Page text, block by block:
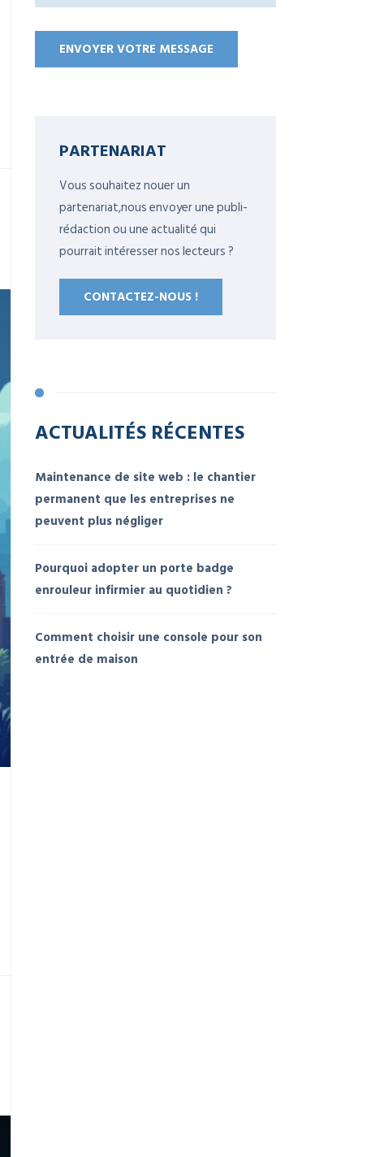
PARTENARIAT
Vous souhaitez nouer un
partenariat,nous envoyer une publi-
rédaction ou une actualité qui
pourrait intéresser nos lecteurs ?
CONTACTEZ-NOUS !
ACTUALITÉS RÉCENTES
Maintenance de site web : le chantier
permanent que les entreprises ne
peuvent plus négliger
Pourquoi adopter un porte badge
enrouleur infirmier au quotidien ?
Comment choisir une console pour son
entrée de maison